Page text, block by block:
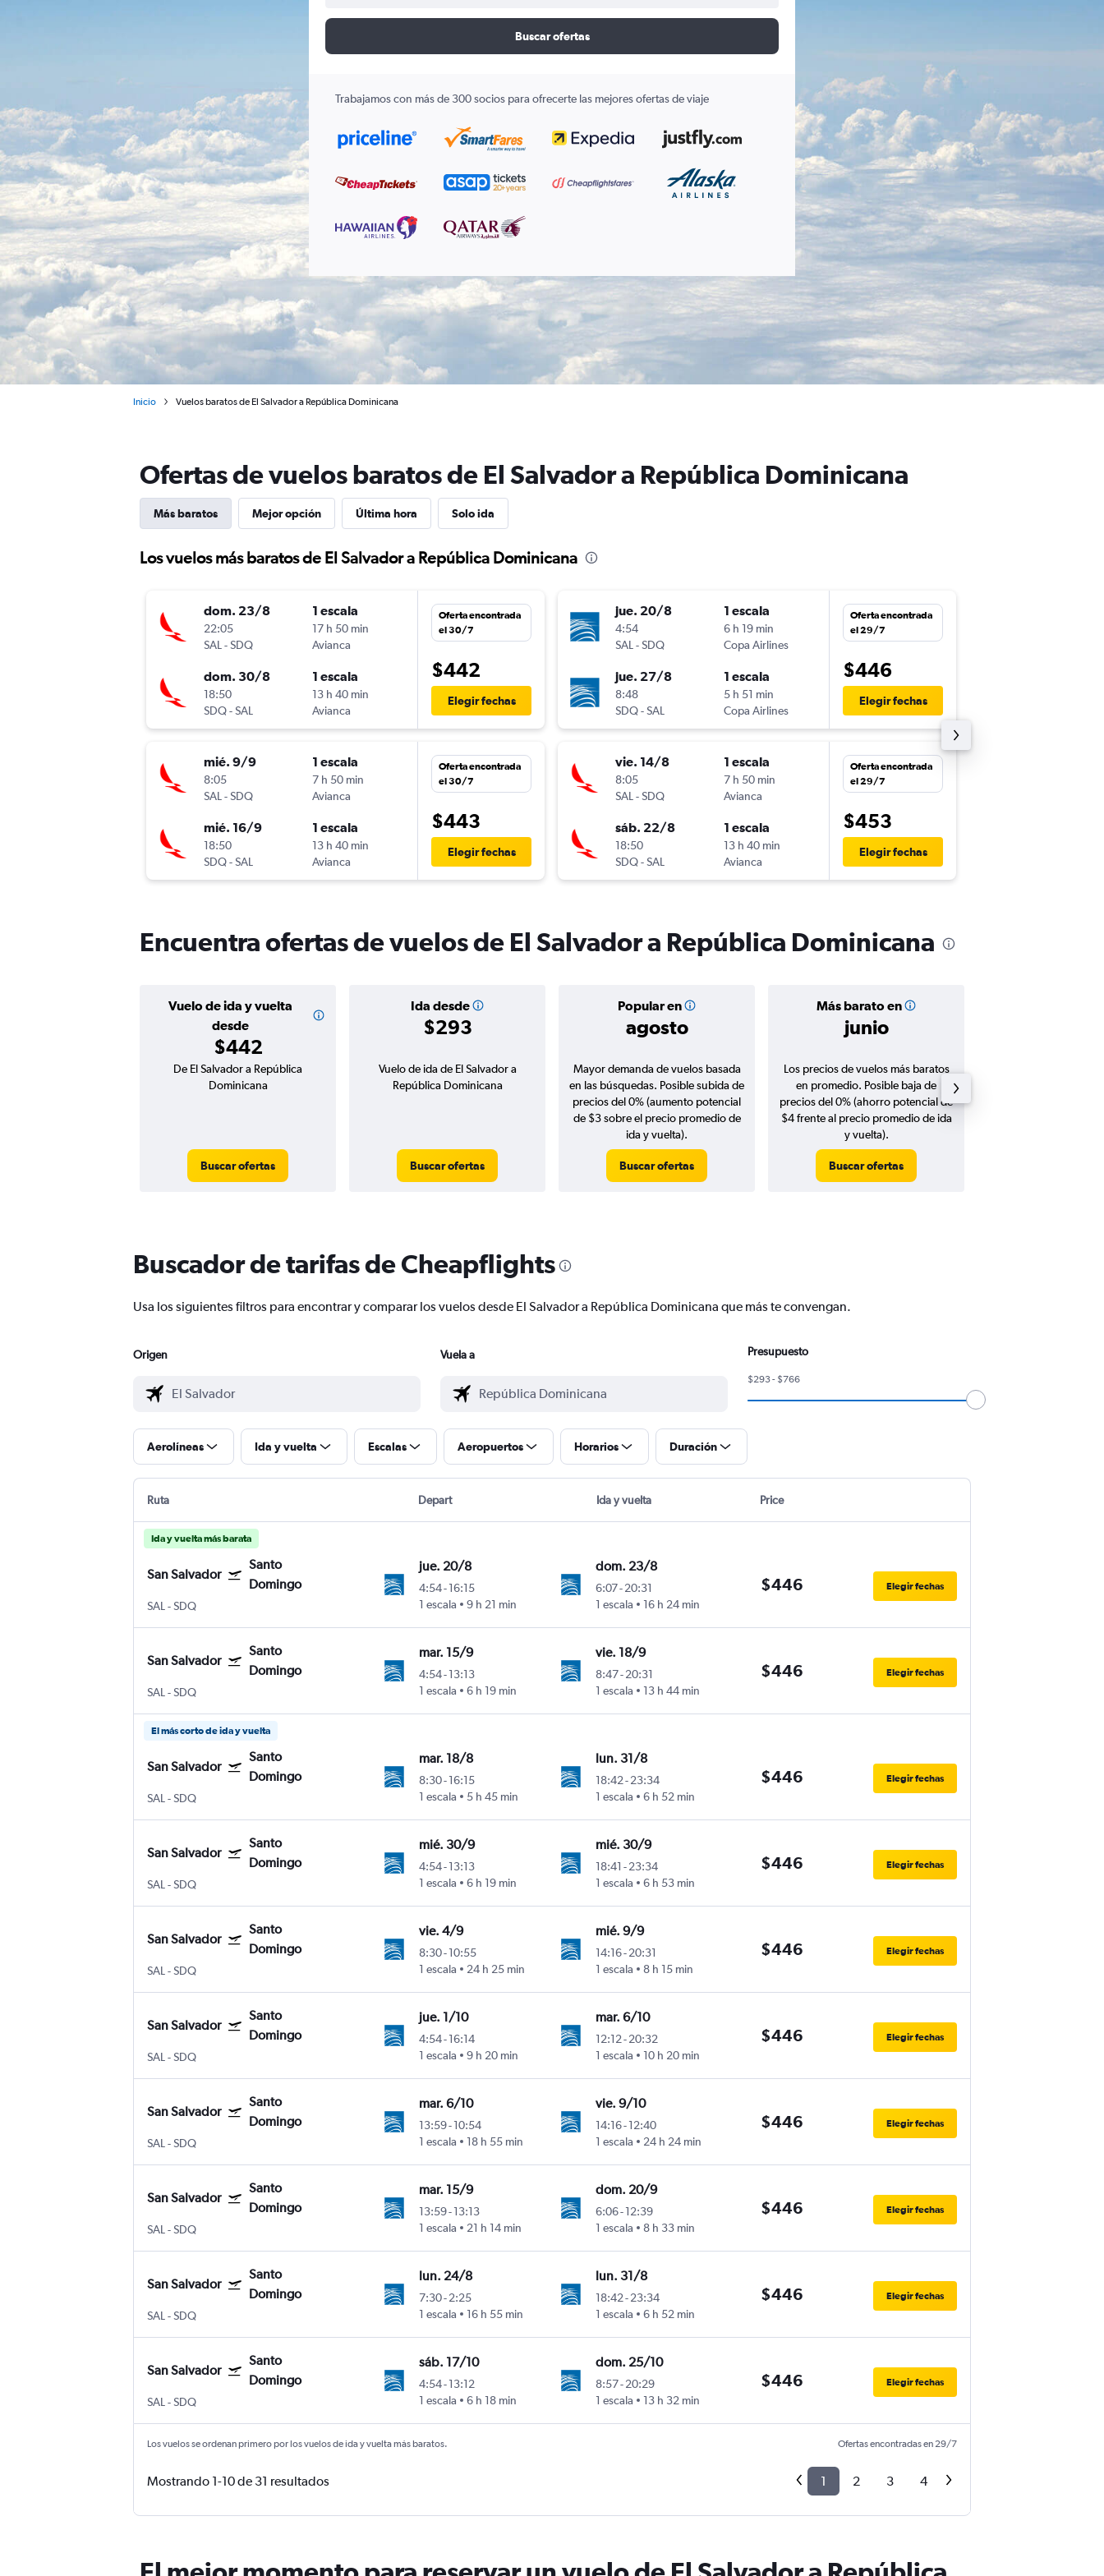
Buscar ofertas
Trabajamos con más de 300 socios para ofrecerte las mejores ofertas de viaje
Inicio Vuelos baratos de El Salvador a República Dominicana
Ofertas de vuelos baratos de El Salvador a República Dominicana
Más baratos Mejor opción Última hora Solo ida
Los vuelos más baratos de El Salvador a República Dominicana
dom. 23/8
22:05
SAL-SDQ
1 escala
17 h 50 min
Avianca
dom. 30/8
18:50
SDQ-SAL
1 escala
13 h 40 min
Avianca
Oferta encontrada
el 30/7
$442
Elegir fechas
mié. 9/9
8:05
SAL-SDQ
1 escala
7 h 50 min
Avianca
mié. 16/9
18:50
SDQ-SAL
1 escala
13 h 40 min
Avianca
Oferta encontrada
el 30/7
$443
Elegir fechas
jue. 20/8
4:54
SAL-SDQ
1 escala
6 h 19 min
Copa Airlines
jue. 27/8
8:48
SDQ-SAL
1 escala
5 h 51 min
Copa Airlines
Oferta encontrada
el 29/7
$446
Elegir fechas
vie. 14/8
8:05
SAL-SDQ
1 escala
7 h 50 min
Avianca
sáb. 22/8
18:50
SDQ-SAL
1 escala
13 h 40 min
Avianca
Oferta encontrada
el 29/7
$453
Elegir fechas
Encuentra ofertas de vuelos de El Salvador a República Dominicana
Vuelo de ida y vuelta
desde
$442
Ida desde
$293
Popular en
agosto
Más barato en
junio
De El Salvador a República
Dominicana
Buscar ofertas
Vuelo de ida de El Salvador a
República Dominicana
Buscar ofertas
Mayor demanda de vuelos basada
en las búsquedas. Posible subida de
precios del 0% (aumento potencial
de $3 sobre el precio promedio de
ida y vuelta).
Buscar ofertas
Los precios de vuelos más baratos
en promedio. Posible baja de
precios del 0% (ahorro potencial de
$4 frente al precio promedio de ida
y vuelta).
Buscar ofertas
Buscador de tarifas de Cheapflights
Usa los siguientes filtros para encontrar y comparar los vuelos desde El Salvador a República Dominicana que más te convengan.
Origen Vuela a Presupuesto
$293 - $766
Aerolíneas Ida y vuelta Escalas Aeropuertos Horarios Duración
Ruta Depart Ida y vuelta Price
Ida y vuelta más barata
San Salvador
Santo
Domingo
SAL -SDQ
jue. 20/8
4:54-16:15
1 escala
9 h 21 min
dom. 23/8
6:07-20:31
1 escala
16 h 24 min
$446 Elegir fechas
San Salvador
Santo
Domingo
SAL -SDQ
mar. 15/9
4:54-13:13
1 escala
6 h 19 min
vie. 18/9
8:47-20:31
1 escala
13 h 44 min
$446 Elegir fechas
El más corto de ida y vuelta
San Salvador
Santo
Domingo
SAL -SDQ
mar. 18/8
8:30-16:15
1 escala
5 h 45 min
lun. 31/8
18:42-23:34
1 escala
6 h 52 min
$446 Elegir fechas
San Salvador
Santo
Domingo
SAL -SDQ
mié. 30/9
4:54-13:13
1 escala
6 h 19 min
mié. 30/9
18:41 -23:34
1 escala
6 h 53 min
$446 Elegir fechas
San Salvador
Santo
Domingo
SAL -SDQ
vie. 4/9
8:30-10:55
1 escala
24 h 25 min
mié. 9/9
14:16-20:31
1 escala
8 h 15 min
$446 Elegir fechas
San Salvador
Santo
Domingo
SAL -SDQ
jue. 1/10
4:54-16:14
1 escala
9 h 20 min
mar. 6/10
12:12-20:32
1 escala
10 h 20 min
$446 Elegir fechas
San Salvador
Santo
Domingo
SAL -SDQ
mar. 6/10
13:59-10:54
1 escala
18 h 55 min
vie. 9/10
14:16-12:40
1 escala
24 h 24 min
$446 Elegir fechas
San Salvador
Santo
Domingo
SAL -SDQ
mar. 15/9
13:59-13:13
1 escala
21 h 14 min
dom. 20/9
6:06-12:39
1 escala
8 h 33 min
$446 Elegir fechas
San Salvador
Santo
Domingo
SAL -SDQ
lun. 24/8
7:30-2:25
1 escala
16 h 55 min
lun. 31/8
18:42-23:34
1 escala
6 h 52 min
$446 Elegir fechas
San Salvador
Santo
Domingo
SAL -SDQ
sáb. 17/10
4:54-13:12
1 escala
6 h 18 min
dom. 25/10
8:57-20:29
1 escala
13 h 32 min
$446 Elegir fechas
Los vuelos se ordenan primero por los vuelos de ida y vuelta más baratos. Ofertas encontradas en 29/7
Mostrando 1-10 de 31 resultados 1 2 3 4